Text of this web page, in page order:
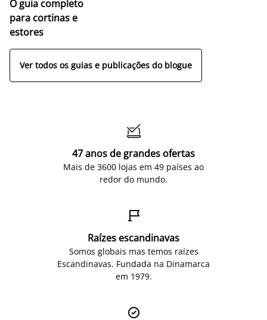
O guia completo
para cortinas e
estores
Ver todos os guias e publicações do blogue

47 anos de grandes ofertas
Mais de 3600 lojas em 49 países ao
redor do mundo.

Raízes escandinavas
Somos globais mas temos raízes
Escandinavas. Fundada na Dinamarca
em 1979.
